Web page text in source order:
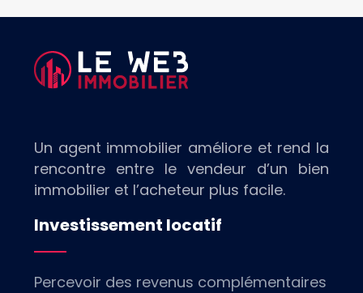
Un agent immobilier améliore et rend la
rencontre entre le vendeur d’un bien
immobilier et l’acheteur plus facile.
Investissement locatif
Percevoir des revenus complémentaires